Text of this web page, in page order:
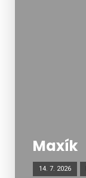
Maxík
14. 7. 2026